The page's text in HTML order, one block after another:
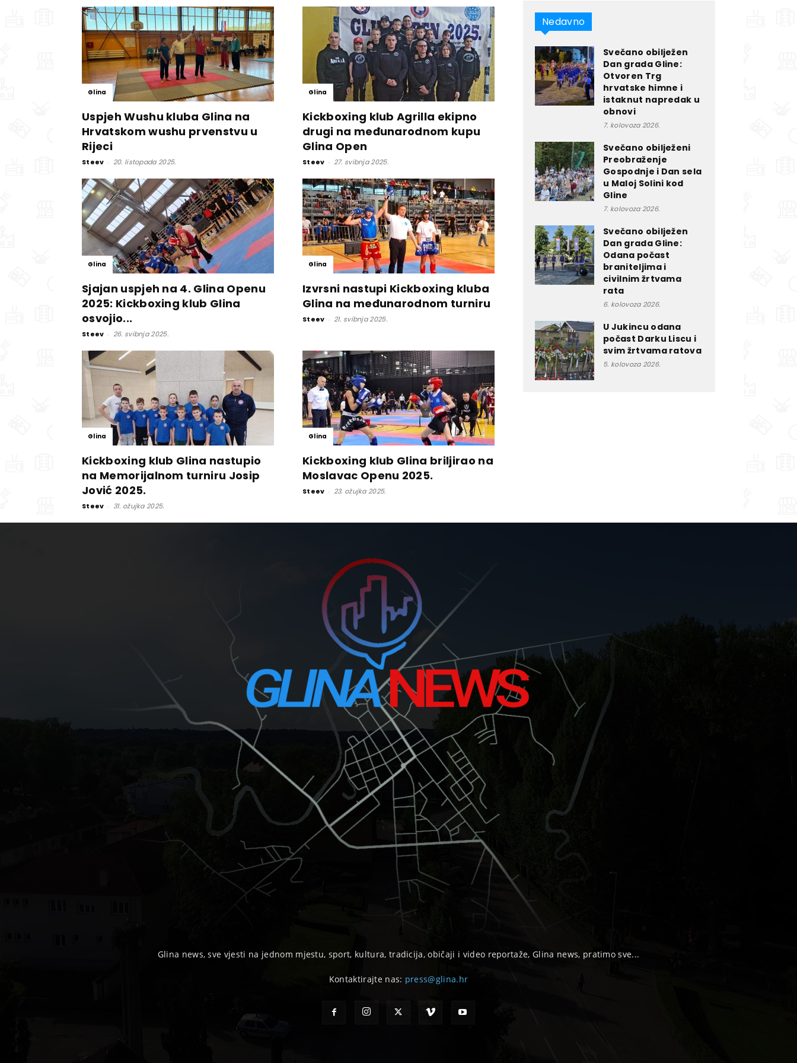
Glina
Uspjeh Wushu kluba Glina na
Hrvatskom wushu prvenstvu u
Rijeci
Steev - 20. listopada 2025.
Glina
Kickboxing klub Agrilla ekipno
drugi na međunarodnom kupu
Glina Open
Steev - 27. svibnja 2025.
Glina
Sjajan uspjeh na 4. Glina Openu
2025: Kickboxing klub Glina
osvojio...
Steev - 26. svibnja 2025.
Glina
Izvrsni nastupi Kickboxing kluba
Glina na međunarodnom turniru
Steev - 21. svibnja 2025.
Glina
Kickboxing klub Glina nastupio
na Memorijalnom turniru Josip
Jović 2025.
Steev - 31. ožujka 2025.
Glina
Kickboxing klub Glina briljirao na
Moslavac Openu 2025.
Steev - 23. ožujka 2025.
Nedavno
Svečano obilježen
Dan grada Gline:
Otvoren Trg
hrvatske himne i
istaknut napredak u
obnovi
7. kolovoza 2026.
Svečano obilježeni
Preobraženje
Gospodnje i Dan sela
u Maloj Solini kod
Gline
7. kolovoza 2026.
Svečano obilježen
Dan grada Gline:
Odana počast
braniteljima i
civilnim žrtvama
rata
6. kolovoza 2026.
U Jukincu odana
počast Darku Liscu i
svim žrtvama ratova
5. kolovoza 2026.
Glina news, sve vjesti na jednom mjestu, sport, kultura, tradicija, običaji i video reportaže, Glina news, pratimo sve...
Kontaktirajte nas: press@glina.hr